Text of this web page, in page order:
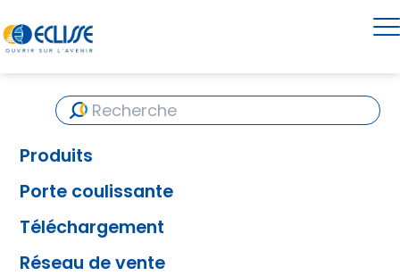
Produits
Porte coulissante
Téléchargement
Réseau de vente